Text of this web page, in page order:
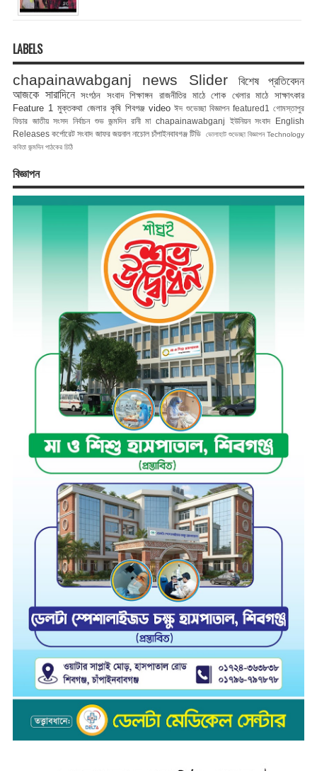
LABELS
chapainawabganj news Slider
বিশেষ প্রতিবেদন
আজকে সারাদিনে সংগঠন সংবাদ শিক্ষাঙ্গন রাজনীতির মাঠে শোক খেলার মাঠে
সাক্ষাৎকার
Feature 1 মুক্তকথা জেলার কৃষি শিবগঞ্জ video ঈদ শুভেচ্ছা বিজ্ঞাপন featured1
গোমস্তাপুর
ফিচার জাতীয় সংসদ নির্বাচন শুভ জন্মদিন রানী মা chapainawabganj ইউনিয়ন সংবাদ English
Releases কর্পোরেট সংবাদ জাফর জয়নাল নাচোল চাঁপাইনবাবগঞ্জ টিভি ভোলাহাট শুভেচ্ছা বিজ্ঞাপন Technology
কবিতা জন্মদিন পাঠকের চিঠি
বিজ্ঞাপন